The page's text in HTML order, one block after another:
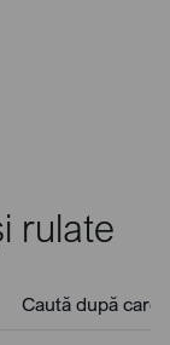
rulate
Caută după